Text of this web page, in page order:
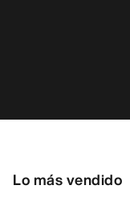
Lo más vendido